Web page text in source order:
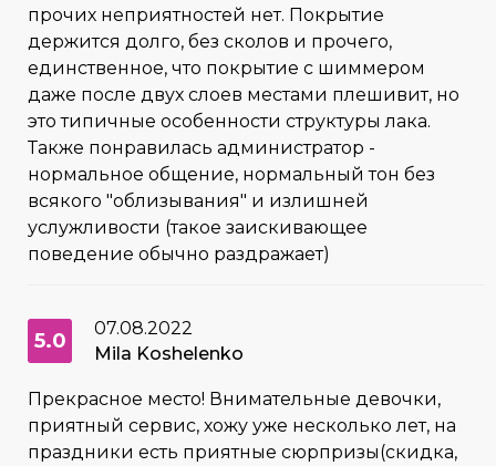
прочих неприятностей нет. Покрытие
держится долго, без сколов и прочего,
единственное, что покрытие с шиммером
даже после двух слоев местами плешивит, но
это типичные особенности структуры лака.
Также понравилась администратор -
нормальное общение, нормальный тон без
всякого "облизывания" и излишней
услужливости (такое заискивающее
поведение обычно раздражает)
5.0
07.08.2022
Mila Koshelenko
Прекрасное место! Внимательные девочки,
приятный сервис, хожу уже несколько лет, на
праздники есть приятные сюрпризы(скидка,